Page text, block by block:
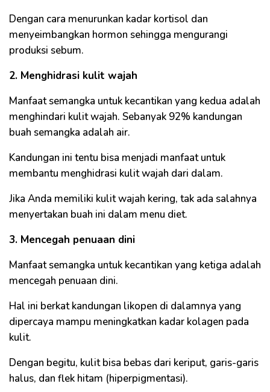
Dengan cara menurunkan kadar kortisol dan
menyeimbangkan hormon sehingga mengurangi
produksi sebum.
2. Menghidrasi kulit wajah
Manfaat semangka untuk kecantikan yang kedua adalah
menghindari kulit wajah. Sebanyak 92% kandungan
buah semangka adalah air.
Kandungan ini tentu bisa menjadi manfaat untuk
membantu menghidrasi kulit wajah dari dalam.
Jika Anda memiliki kulit wajah kering, tak ada salahnya
menyertakan buah ini dalam menu diet.
3. Mencegah penuaan dini
Manfaat semangka untuk kecantikan yang ketiga adalah
mencegah penuaan dini.
Hal ini berkat kandungan likopen di dalamnya yang
dipercaya mampu meningkatkan kadar kolagen pada
kulit.
Dengan begitu, kulit bisa bebas dari keriput, garis-garis
halus, dan flek hitam (hiperpigmentasi).